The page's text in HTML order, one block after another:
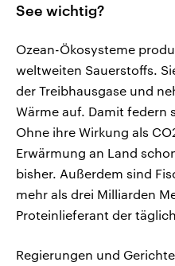
See wichtig?
Ozean-Ökosysteme
weltweiten Sauerstoffs.
der Treibhausgase und
Wärme auf. Damit federn
Ohne ihre Wirkung als
Erwärmung an Land
bisher. Außerdem sind
mehr als drei Milliarden
Proteinlieferant der
Regierungen und